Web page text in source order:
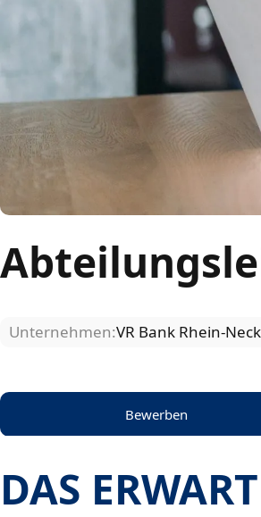
Unternehmen:VR Bank Rhein-
Bewerben
DAS